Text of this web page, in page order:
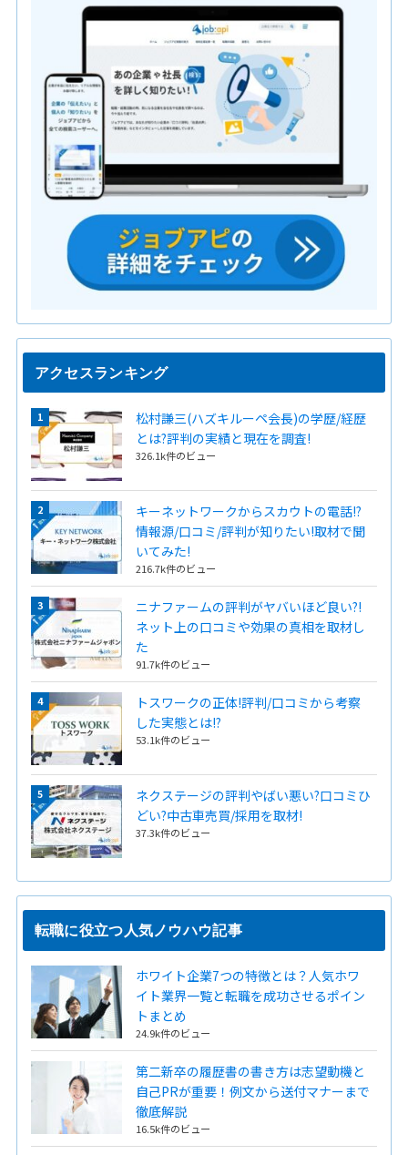
アクセスランキング
松村謙三(ハズキルーペ会長)の学歴/経歴
とは?評判の実績と現在を調査!
326.1k件のビュー
キーネットワークからスカウトの電話!?
情報源/口コミ/評判が知りたい!取材で聞
いてみた!
216.7k件のビュー
ニナファームの評判がヤバいほど良い?!
ネット上の口コミや効果の真相を取材し
た
91.7k件のビュー
トスワークの正体!評判/口コミから考察
した実態とは!?
53.1k件のビュー
ネクステージの評判やばい悪い?口コミひ
どい?中古車売買/採用を取材!
37.3k件のビュー
転職に役立つ人気ノウハウ記事
ホワイト企業7つの特徴とは？人気ホワ
イト業界一覧と転職を成功させるポイン
トまとめ
24.9k件のビュー
第二新卒の履歴書の書き方は志望動機と
自己PRが重要！例文から送付マナーまで
徹底解説
16.5k件のビュー